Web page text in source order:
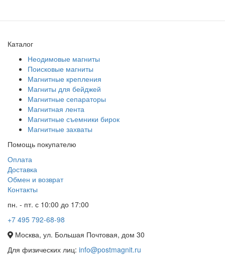
Каталог
Неодимовые магниты
Поисковые магниты
Магнитные крепления
Магниты для бейджей
Магнитные сепараторы
Магнитная лента
Магнитные съемники бирок
Магнитные захваты
Помощь покупателю
Оплата
Доставка
Обмен и возврат
Контакты
пн. - пт. с 10:00 до 17:00
+7 495 792-68-98
Москва, ул. Большая Почтовая, дом 30
Для физических лиц: info@postmagnit.ru